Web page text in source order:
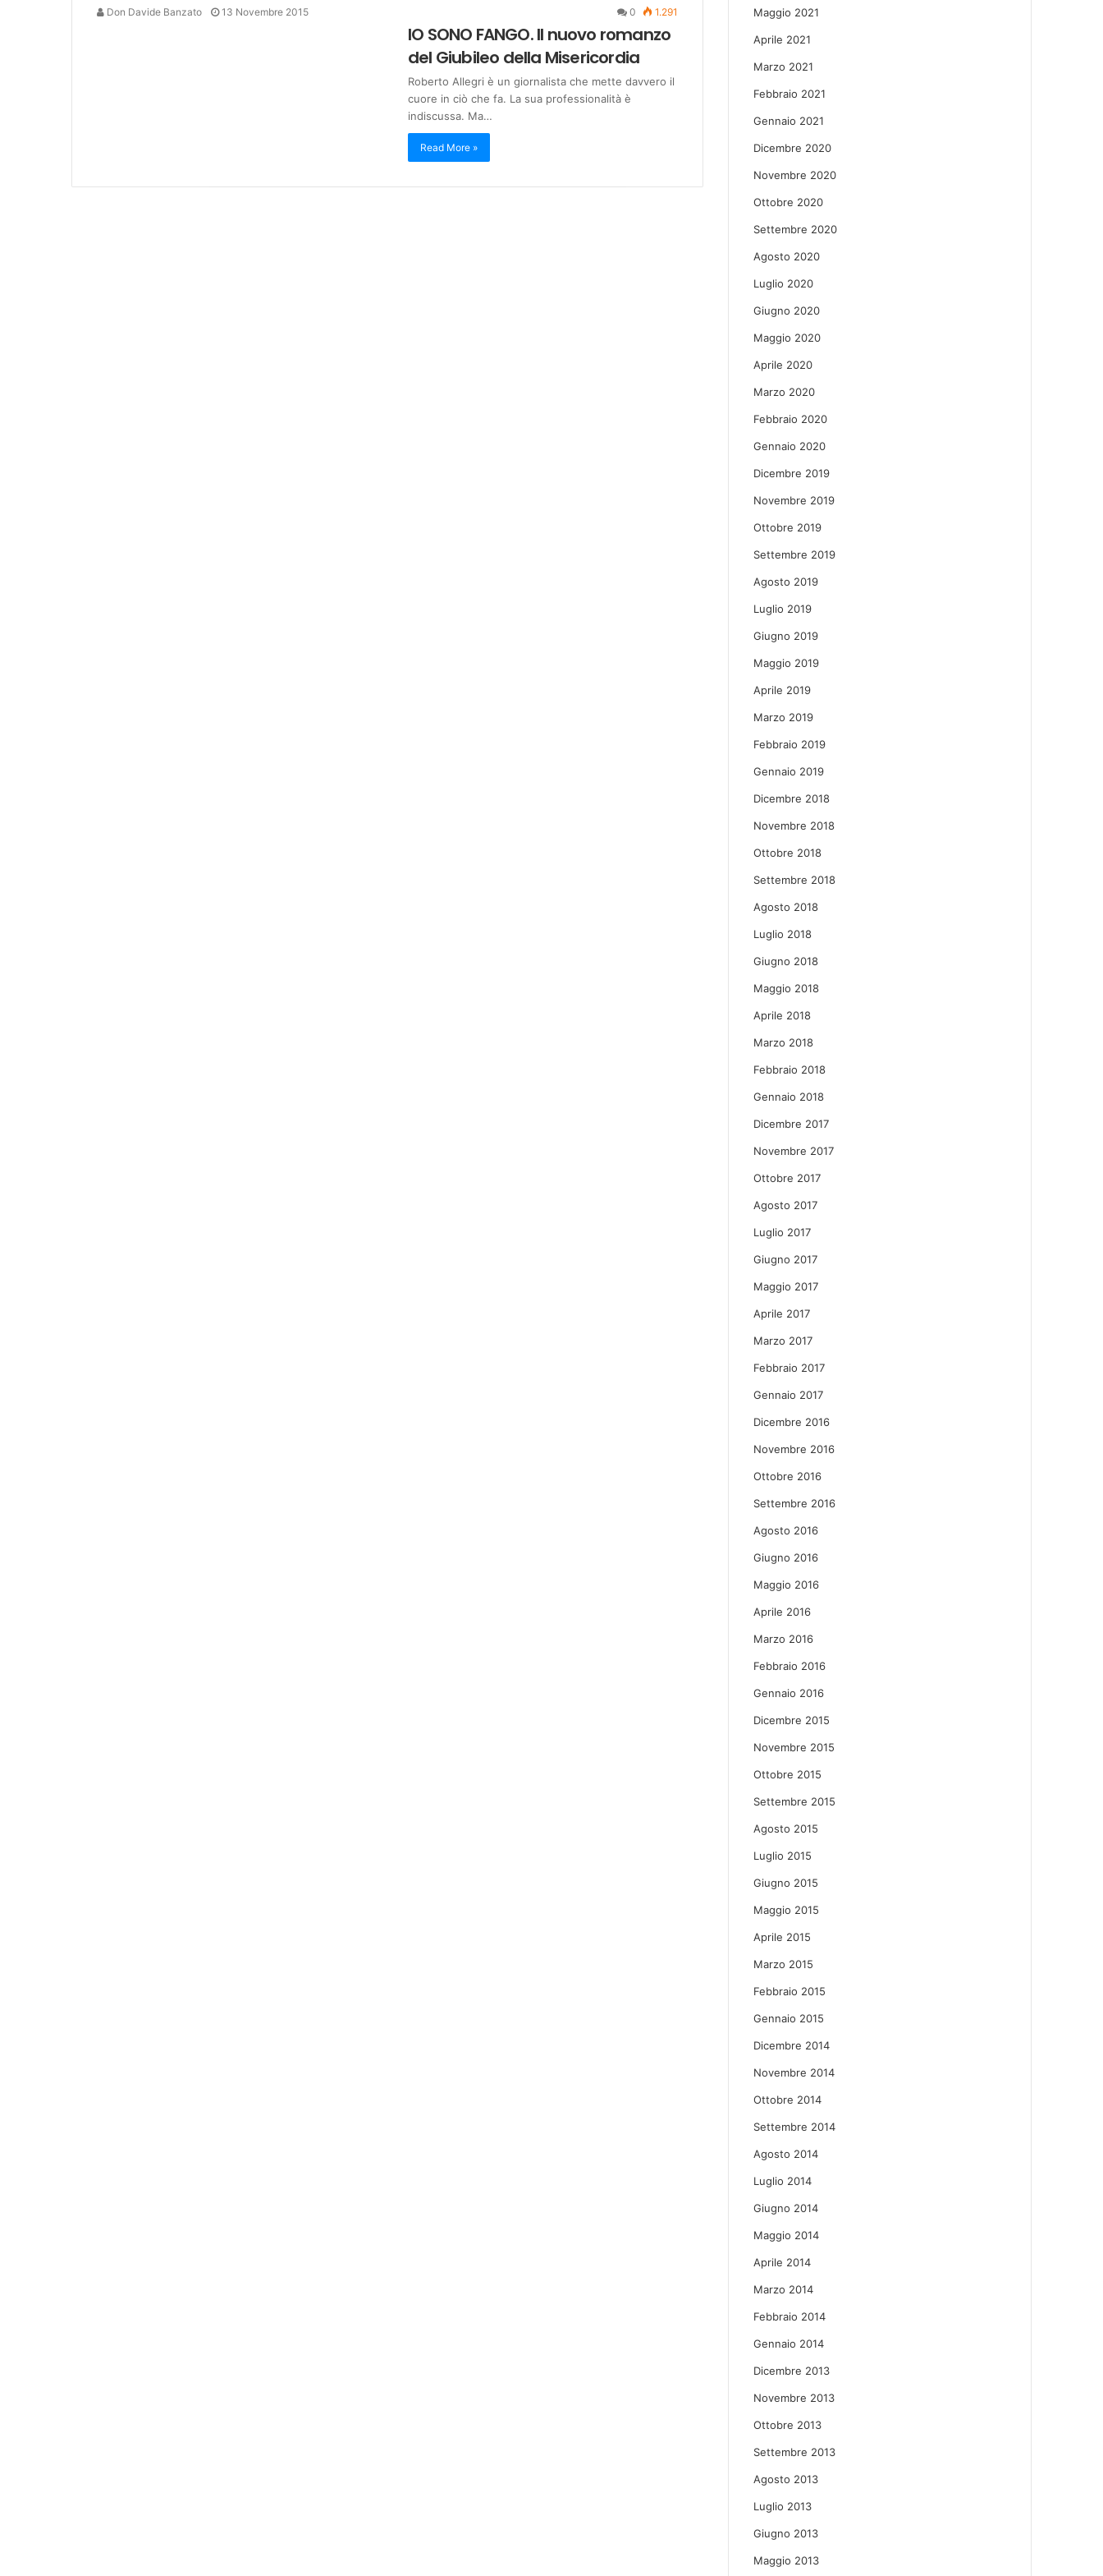
Don Davide Banzato 13 Novembre 2015 0 1.291
IO SONO FANGO. Il nuovo romanzo
del Giubileo della Misericordia
Roberto Allegri è un giornalista che mette davvero il
cuore in ciò che fa. La sua professionalità è
indiscussa. Ma…
Read More »
Maggio 2021
Aprile 2021
Marzo 2021
Febbraio 2021
Gennaio 2021
Dicembre 2020
Novembre 2020
Ottobre 2020
Settembre 2020
Agosto 2020
Luglio 2020
Giugno 2020
Maggio 2020
Aprile 2020
Marzo 2020
Febbraio 2020
Gennaio 2020
Dicembre 2019
Novembre 2019
Ottobre 2019
Settembre 2019
Agosto 2019
Luglio 2019
Giugno 2019
Maggio 2019
Aprile 2019
Marzo 2019
Febbraio 2019
Gennaio 2019
Dicembre 2018
Novembre 2018
Ottobre 2018
Settembre 2018
Agosto 2018
Luglio 2018
Giugno 2018
Maggio 2018
Aprile 2018
Marzo 2018
Febbraio 2018
Gennaio 2018
Dicembre 2017
Novembre 2017
Ottobre 2017
Agosto 2017
Luglio 2017
Giugno 2017
Maggio 2017
Aprile 2017
Marzo 2017
Febbraio 2017
Gennaio 2017
Dicembre 2016
Novembre 2016
Ottobre 2016
Settembre 2016
Agosto 2016
Giugno 2016
Maggio 2016
Aprile 2016
Marzo 2016
Febbraio 2016
Gennaio 2016
Dicembre 2015
Novembre 2015
Ottobre 2015
Settembre 2015
Agosto 2015
Luglio 2015
Giugno 2015
Maggio 2015
Aprile 2015
Marzo 2015
Febbraio 2015
Gennaio 2015
Dicembre 2014
Novembre 2014
Ottobre 2014
Settembre 2014
Agosto 2014
Luglio 2014
Giugno 2014
Maggio 2014
Aprile 2014
Marzo 2014
Febbraio 2014
Gennaio 2014
Dicembre 2013
Novembre 2013
Ottobre 2013
Settembre 2013
Agosto 2013
Luglio 2013
Giugno 2013
Maggio 2013